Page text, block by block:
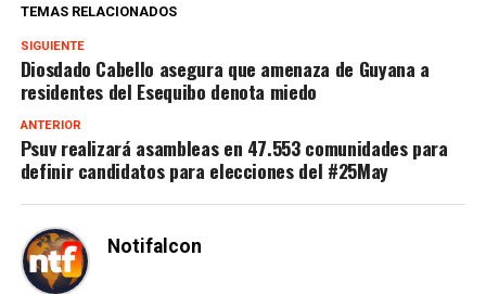
TEMAS RELACIONADOS
SIGUIENTE
Diosdado Cabello asegura que amenaza de Guyana a
residentes del Esequibo denota miedo
ANTERIOR
Psuv realizará asambleas en 47.553 comunidades para
definir candidatos para elecciones del #25May
Notifalcon